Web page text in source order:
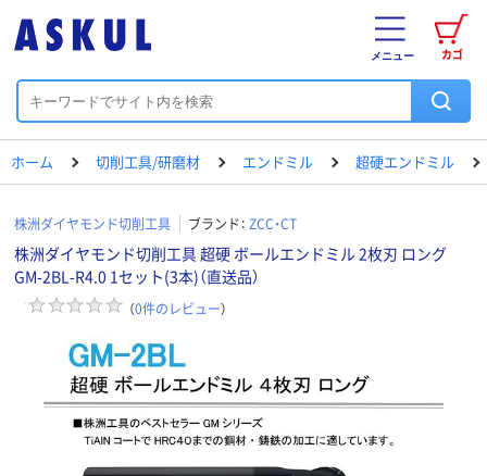
カゴ
メニュー
ホーム 切削工具/研磨材 エンドミル 超硬エンドミル
株洲ダイヤモンド切削工具 ブランド： ZCC・CT
株洲ダイヤモンド切削工具 超硬 ボールエンドミル 2枚刃 ロング
GM-2BL-R4.0 1セット(3本)（直送品）
（0件のレビュー）